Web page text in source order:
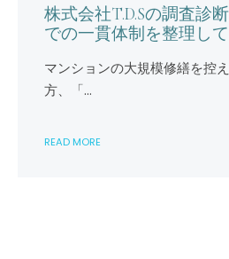
会
社
T.D.S
調
査
か
株式会社T.D.Sの調査診
での一貫体制を整理し
マンションの大規模修繕を控
方、「…
READ MORE